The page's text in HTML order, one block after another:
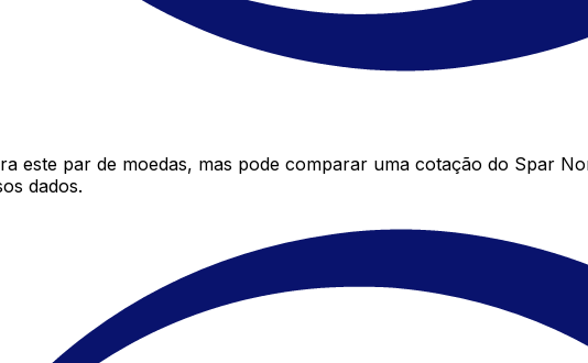
este par de moedas, mas pode comparar uma cotação do Spar
dados.